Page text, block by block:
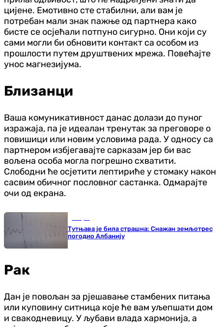
цијене. Емотивно сте стабилни, али вам је
потребан мали знак пажње од партнера како
бисте се осјећали потпуно сигурно. Они који су
сами могли би обновити контакт са особом из
прошлости путем друштвених мрежа. Повећајте
унос магнезијума.
Близанци
Ваша комуникативност данас долази до пуног
изражаја, па је идеалан тренутак за преговоре о
повишици или новим условима рада. У односу са
партнером избјегавајте сарказам јер би вас
вољена особа могла погрешно схватити.
Слободни ће осјетити лептириће у стомаку након
сасвим обичног пословног састанка. Одмарајте
очи од екрана.
Тутњава је била страшна: Снажан земљотрес
погодио Албанију
Рак
Дан је повољан за рјешавање стамбених питања
или куповину ситница које ће вам уљепшати дом
и свакодневицу. У љубави влада хармонија, а